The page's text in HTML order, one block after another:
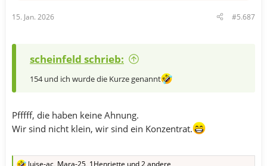
15. Jan. 2026 #5.687
scheinfeld schrieb:
154 und ich wurde die Kurze genannt
Pfffff, die haben keine Ahnung.
Wir sind nicht klein, wir sind ein Konzentrat.
luise-ac, Mara-25, 1Henriette und 2 andere